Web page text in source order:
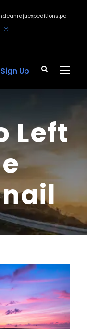
Sign Up
Left